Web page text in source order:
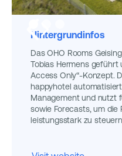
Hintergrundinfos
Das OHO Rooms
Tobias Hermens geführt
Access Only“-Konzept.
happyhotel
Management und nutzt
sowie Forecasts, um
leistungsstark zu